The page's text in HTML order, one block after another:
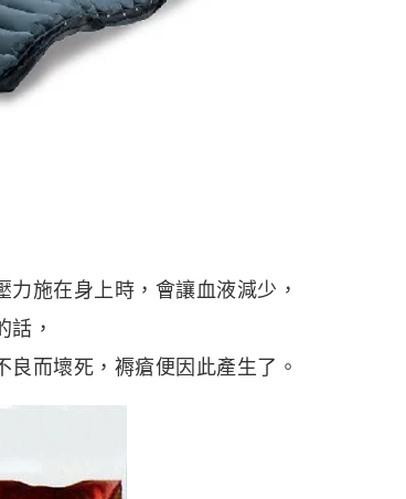
力施在身上時，會讓血液減少，
話，
而壞死，褥瘡便因此產生了。